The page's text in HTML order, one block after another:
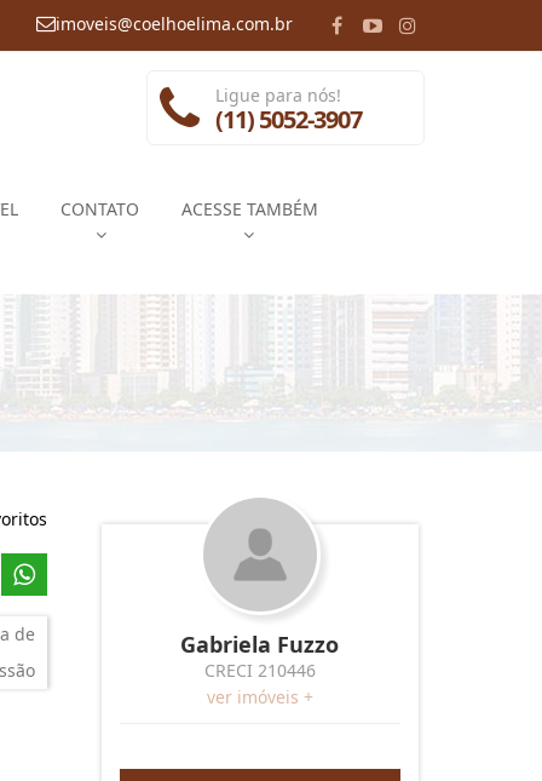
imoveis@coelhoelima.com.br
CONTATO ACESSE TAMBÉM
Ligue para nós!
(11) 5052-3907
de
Gabriela Fuzzo
CRECI 210446
ver imóveis +